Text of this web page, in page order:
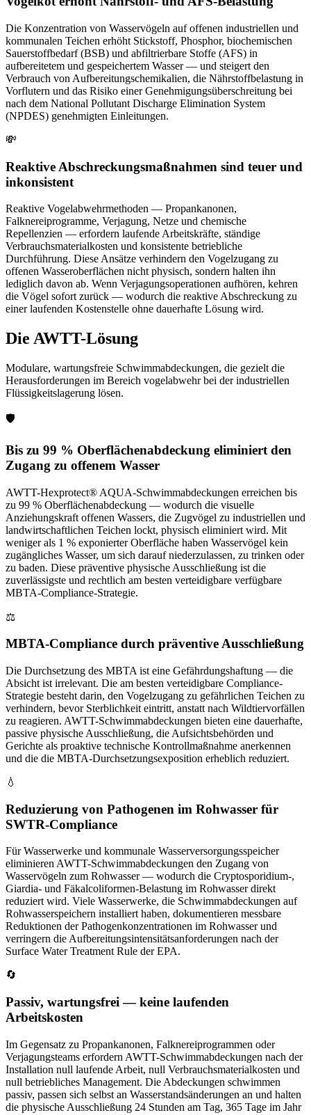
Die Konzentration von Wasservögeln auf offenen industriellen und
kommunalen Teichen erhöht Stickstoff, Phosphor, biochemischen
Sauerstoffbedarf (BSB) und abfiltrierbare Stoffe (AFS) in
aufbereitetem und gespeichertem Wasser — und steigert den
Verbrauch von Aufbereitungschemikalien, die Nährstoffbelastung in
Vorflutern und das Risiko einer Genehmigungsüberschreitung bei
nach dem National Pollutant Discharge Elimination System
(NPDES) genehmigten Einleitungen.
💸
Reaktive Abschreckungsmaßnahmen sind teuer und
inkonsistent
Reaktive Vogelabwehrmethoden — Propankanonen,
Falknereiprogramme, Verjagung, Netze und chemische
Repellenzien — erfordern laufende Arbeitskräfte, ständige
Verbrauchsmaterialkosten und konsistente betriebliche
Durchführung. Diese Ansätze verhindern den Vogelzugang zu
offenen Wasseroberflächen nicht physisch, sondern halten ihn
lediglich davon ab. Wenn Verjagungsoperationen aufhören, kehren
die Vögel sofort zurück — wodurch die reaktive Abschreckung zu
einer laufenden Kostenstelle ohne dauerhafte Lösung wird.
Die AWTT-Lösung
Modulare, wartungsfreie Schwimmabdeckungen, die gezielt die
Herausforderungen im Bereich vogelabwehr bei der industriellen
Flüssigkeitslagerung lösen.
🛡️
Bis zu 99 % Oberflächenabdeckung eliminiert den
Zugang zu offenem Wasser
AWTT-Hexprotect® AQUA-Schwimmabdeckungen erreichen bis
zu 99 % Oberflächenabdeckung — wodurch die visuelle
Anziehungskraft offenen Wassers, die Zugvögel zu industriellen und
landwirtschaftlichen Teichen lockt, physisch eliminiert wird. Mit
weniger als 1 % exponierter Oberfläche haben Wasservögel kein
zugängliches Wasser, um sich darauf niederzulassen, zu trinken oder
zu baden. Diese präventive physische Ausschließung ist die
zuverlässigste und rechtlich am besten verteidigbare verfügbare
MBTA-Compliance-Strategie.
⚖️
MBTA-Compliance durch präventive Ausschließung
Die Durchsetzung des MBTA ist eine Gefährdungshaftung — die
Absicht ist irrelevant. Die am besten verteidigbare Compliance-
Strategie besteht darin, den Vogelzugang zu gefährlichen Teichen zu
verhindern, bevor Sterblichkeit eintritt, anstatt nach Wildtiervorfällen
zu reagieren. AWTT-Schwimmabdeckungen bieten eine dauerhafte,
passive physische Ausschließung, die Aufsichtsbehörden und
Gerichte als proaktive technische Kontrollmaßnahme anerkennen
und die die MBTA-Durchsetzungsexposition erheblich reduziert.
💧
Reduzierung von Pathogenen im Rohwasser für
SWTR-Compliance
Für Wasserwerke und kommunale Wasserversorgungsspeicher
eliminieren AWTT-Schwimmabdeckungen den Zugang von
Wasservögeln zum Rohwasser — wodurch die Cryptosporidium-,
Giardia- und Fäkalcoliformen-Belastung im Rohwasser direkt
reduziert wird. Viele Wasserwerke, die Schwimmabdeckungen auf
Rohwasserspeichern installiert haben, dokumentieren messbare
Reduktionen der Pathogenkonzentrationen im Rohwasser und
verringern die Aufbereitungsintensitätsanforderungen nach der
Surface Water Treatment Rule der EPA.
🔄
Passiv, wartungsfrei — keine laufenden
Arbeitskosten
Im Gegensatz zu Propankanonen, Falknereiprogrammen oder
Verjagungsteams erfordern AWTT-Schwimmabdeckungen nach der
Installation null laufende Arbeit, null Verbrauchsmaterialkosten und
null betriebliches Management. Die Abdeckungen schwimmen
passiv, passen sich selbst an Wasserstandsänderungen an und halten
die physische Ausschließung 24 Stunden am Tag, 365 Tage im Jahr